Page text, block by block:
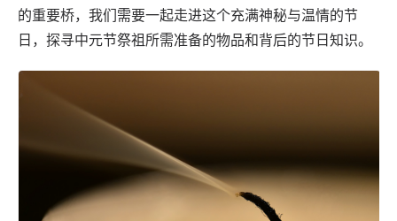
的重要桥，我们需要一起走进这个充满神秘与温情的节
日，探寻中元节祭祖所需准备的物品和背后的节日知识。